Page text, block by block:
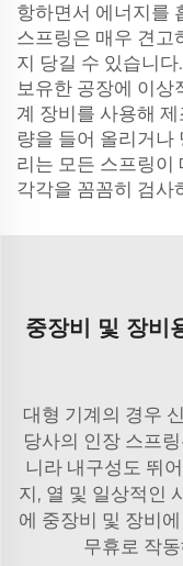
항하면서 에너지를
스프링은 매우 견고
지 당길 수 있습니
보유한 공장에 이상
계 장비를 사용해
량을 들어 올리거나
리는 모든 스프링이
각각을 꼼꼼히 검사
중장비 및 장비
대형 기계의 경우
당사의 인장 스프
니라 내구성도 뛰
지, 열 및 일상적인
에 중장비 및 장비
무휴로 작